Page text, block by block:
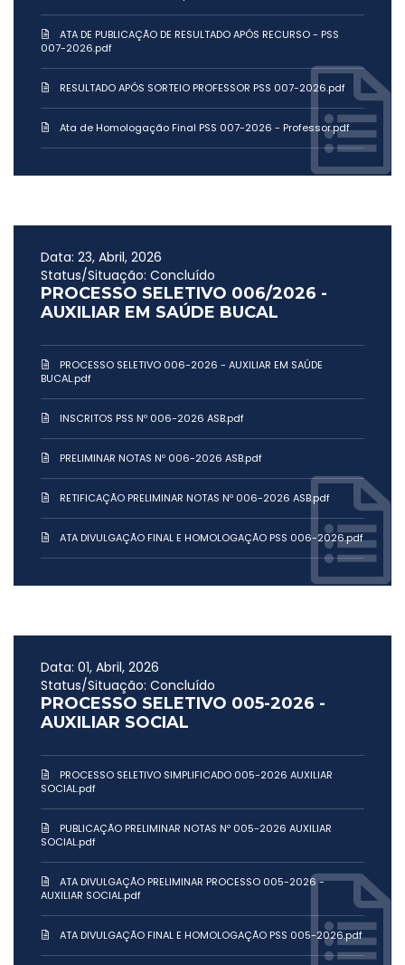
ATA DE PUBLICAÇÃO DE RESULTADO APÓS RECURSO - PSS
007-2026.pdf
RESULTADO APÓS SORTEIO PROFESSOR PSS 007-2026.pdf
Ata de Homologação Final PSS 007-2026 - Professor.pdf
Data: 23, Abril, 2026
Status/Situação: Concluído
PROCESSO SELETIVO 006/2026 -
AUXILIAR EM SAÚDE BUCAL
PROCESSO SELETIVO 006-2026 - AUXILIAR EM SAÚDE
BUCAL.pdf
INSCRITOS PSS Nº 006-2026 ASB.pdf
PRELIMINAR NOTAS Nº 006-2026 ASB.pdf
RETIFICAÇÃO PRELIMINAR NOTAS Nº 006-2026 ASB.pdf
ATA DIVULGAÇÃO FINAL E HOMOLOGAÇÃO PSS 006-2026.pdf
Data: 01, Abril, 2026
Status/Situação: Concluído
PROCESSO SELETIVO 005-2026 -
AUXILIAR SOCIAL
PROCESSO SELETIVO SIMPLIFICADO 005-2026 AUXILIAR
SOCIAL.pdf
PUBLICAÇÃO PRELIMINAR NOTAS Nº 005-2026 AUXILIAR
SOCIAL.pdf
ATA DIVULGAÇÃO PRELIMINAR PROCESSO 005-2026 -
AUXILIAR SOCIAL.pdf
ATA DIVULGAÇÃO FINAL E HOMOLOGAÇÃO PSS 005-2026.pdf